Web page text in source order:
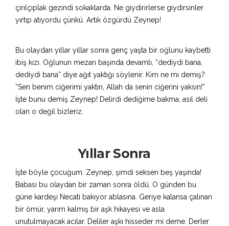
çırılçıplak gezindi sokaklarda. Ne giydirirlerse giydirsinler
yırtıp atıyordu çünkü. Artık özgürdü Zeynep!
Bu olaydan yıllar yıllar sonra genç yaşta bir oğlunu kaybetti
ibiş kızı. Oğlunun mezarı başında devamlı, “dediydi bana,
dediydi bana” diye ağıt yaktığı söylenir. Kim ne mi demiş?
“Sen benim ciğerimi yaktın, Allah da senin ciğerini yaksın!”
İşte bunu demiş Zeynep! Delirdi dediğime bakma, asıl deli
olan o değil bizleriz.
Yıllar Sonra
İşte böyle çocuğum. Zeynep, şimdi seksen beş yaşında!
Babası bu olaydan bir zaman sonra öldü. O günden bu
güne kardeşi Necati bakıyor ablasına. Geriye kalansa çalınan
bir ömür, yarım kalmış bir aşk hikayesi ve asla
unutulmayacak acılar. Deliler aşkı hisseder mi deme. Derler